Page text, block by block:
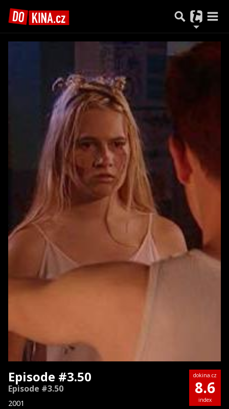
Episode #3.50
Episode #3.50
2001
dokina.cz
8.6
index